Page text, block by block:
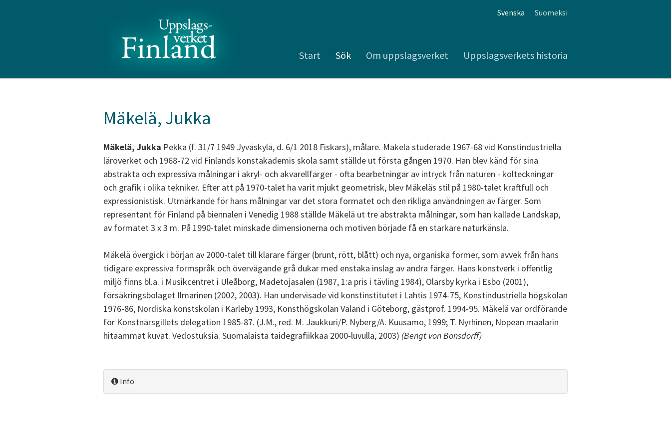
Svenska Suomeksi
Start Sök Om uppslagsverket Uppslagsverkets historia
Mäkelä, Jukka
Mäkelä, Jukka Pekka (f. 31/7 1949 Jyväskylä, d. 6/1 2018 Fiskars), målare. Mäkelä studerade 1967-68 vid Konstindustriella
läroverket och 1968-72 vid Finlands konstakademis skola samt ställde ut första gången 1970. Han blev känd för sina
abstrakta och expressiva målningar i akryl- och akvarellfärger - ofta bearbetningar av intryck från naturen - kolteckningar
och grafik i olika tekniker. Efter att på 1970-talet ha varit mjukt geometrisk, blev Mäkeläs stil på 1980-talet kraftfull och
expressionistisk. Utmärkande för hans målningar var det stora formatet och den rikliga användningen av färger. Som
representant för Finland på biennalen i Venedig 1988 ställde Mäkelä ut tre abstrakta målningar, som han kallade Landskap,
av formatet 3 x 3 m. På 1990-talet minskade dimensionerna och motiven började få en starkare naturkänsla.
Mäkelä övergick i början av 2000-talet till klarare färger (brunt, rött, blått) och nya, organiska former, som avvek från hans
tidigare expressiva formspråk och övervägande grå dukar med enstaka inslag av andra färger. Hans konstverk i offentlig
miljö finns bl.a. i Musikcentret i Uleåborg, Madetojasalen (1987, 1:a pris i tävling 1984), Olarsby kyrka i Esbo (2001),
försäkringsbolaget Ilmarinen (2002, 2003). Han undervisade vid konstinstitutet i Lahtis 1974-75, Konstindustriella högskolan
1976-86, Nordiska konstskolan i Karleby 1993, Konsthögskolan Valand i Göteborg, gästprof. 1994-95. Mäkelä var ordförande
för Konstnärsgillets delegation 1985-87. (J.M., red. M. Jaukkuri/P. Nyberg/A. Kuusamo, 1999; T. Nyrhinen, Nopean maalarin
hitaammat kuvat. Vedostuksia. Suomalaista taidegrafiikkaa 2000-luvulla, 2003) (Bengt von Bonsdorff)
Info